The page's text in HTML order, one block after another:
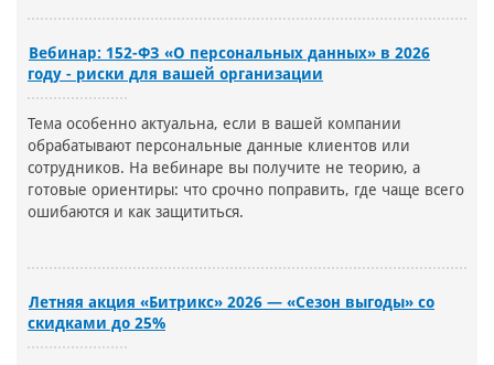
Вебинар: 152-ФЗ «О персональных данных» в 2026
году - риски для вашей организации
Тема особенно актуальна, если в вашей компании
обрабатывают персональные данные клиентов или
сотрудников. На вебинаре вы получите не теорию, а
готовые ориентиры: что срочно поправить, где чаще всего
ошибаются и как защититься.
Летняя акция «Битрикс» 2026 — «Сезон выгоды» со
скидками до 25%